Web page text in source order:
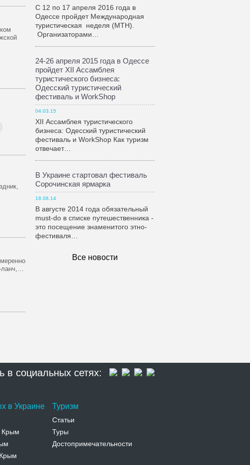
ланч,…
С 12 по 17 апреля 2016 года в
Одессе пройдет Международная
туристическая неделя (МТН).
Организаторами…
24-26 апреля 2015 года в Одессе
пройдет XII Ассамблея
туристического бизнеса:
Одесский туристический
фестиваль и WorkShop
04.03.15
XII Ассамблея туристического
бизнеса: Одесский туристический
фестиваль и WorkShop Как туризм
отвечает…
В Украине стартовал фестиваль
Сорочинская ярмарка
18.08.14
В августе 2014 года обязательный
must-do в списке путешественника -
это посещение знаменитого этно-
фестиваля…
Все новости
в социальных сетях:
в Украине
Крым
Туризм
Статьи
Туры
Достопримечательности